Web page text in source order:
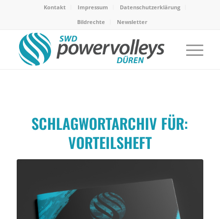
Kontakt Impressum
Datenschutzerklärung
Bildrechte
Newsletter
SCHLAGWORTARCHIV FÜR:
VORTEILSHEFT